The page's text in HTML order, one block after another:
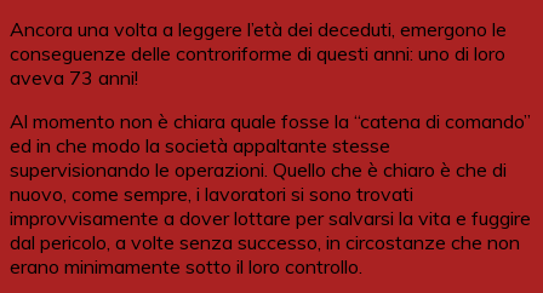
Ancora una volta a leggere l’età dei deceduti, emergono le
conseguenze delle controriforme di questi anni: uno di loro
aveva 73 anni!
Al momento non è chiara quale fosse la “catena di comando”
ed in che modo la società appaltante stesse
supervisionando le operazioni. Quello che è chiaro è che di
nuovo, come sempre, i lavoratori si sono trovati
improvvisamente a dover lottare per salvarsi la vita e fuggire
dal pericolo, a volte senza successo, in circostanze che non
erano minimamente sotto il loro controllo.